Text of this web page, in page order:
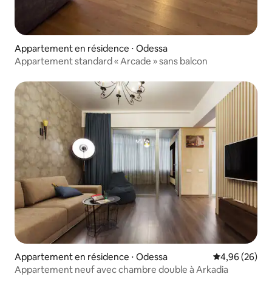
Appartement en résidence ⋅ Odessa
Appartement standard « Arcade » sans balcon
Appartement en résidence ⋅ Odessa Évaluation
4,96 (26)
Appartement neuf avec chambre double à Arkadia